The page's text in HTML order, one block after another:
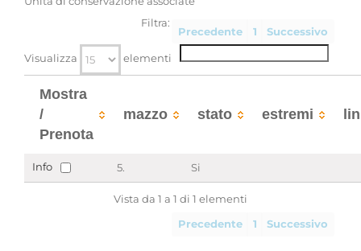
Precedente 1 Successivo
Visualizza elementi
Filtra:
Mostra
/
Prenota
mazzo stato estremi
Info 5. Si
Vista da 1 a 1 di 1 elementi
Precedente 1 Successivo